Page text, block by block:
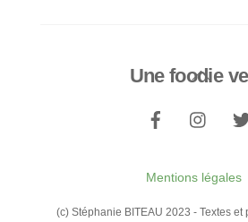
Back
Top
Une foodie
Mentions légales
(c) Stéphanie BITEAU 2023 - Textes et